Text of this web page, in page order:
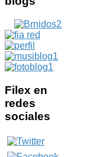
Filex en
redes
sociales